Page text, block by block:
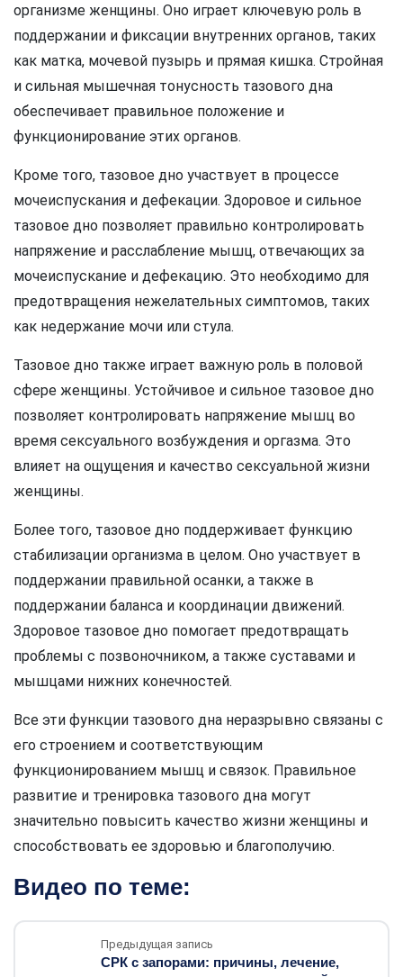
организме женщины. Оно играет ключевую роль в
поддержании и фиксации внутренних органов, таких
как матка, мочевой пузырь и прямая кишка. Стройная
и сильная мышечная тонусность тазового дна
обеспечивает правильное положение и
функционирование этих органов.
Кроме того, тазовое дно участвует в процессе
мочеиспускания и дефекации. Здоровое и сильное
тазовое дно позволяет правильно контролировать
напряжение и расслабление мышц, отвечающих за
мочеиспускание и дефекацию. Это необходимо для
предотвращения нежелательных симптомов, таких
как недержание мочи или стула.
Тазовое дно также играет важную роль в половой
сфере женщины. Устойчивое и сильное тазовое дно
позволяет контролировать напряжение мышц во
время сексуального возбуждения и оргазма. Это
влияет на ощущения и качество сексуальной жизни
женщины.
Более того, тазовое дно поддерживает функцию
стабилизации организма в целом. Оно участвует в
поддержании правильной осанки, а также в
поддержании баланса и координации движений.
Здоровое тазовое дно помогает предотвращать
проблемы с позвоночником, а также суставами и
мышцами нижних конечностей.
Все эти функции тазового дна неразрывно связаны с
его строением и соответствующим
функционированием мышц и связок. Правильное
развитие и тренировка тазового дна могут
значительно повысить качество жизни женщины и
способствовать ее здоровью и благополучию.
Видео по теме:
Предыдущая запись
СРК с запорами: причины, лечение,